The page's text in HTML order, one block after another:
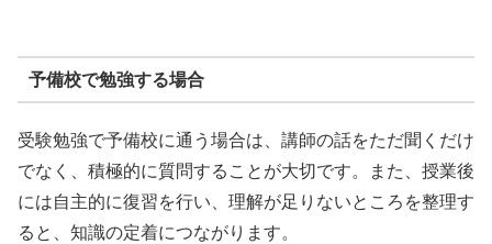
予備校で勉強する場合
受験勉強で予備校に通う場合は、講師の話をただ聞くだけ
でなく、積極的に質問することが大切です。
また、授業後
には自主的に復習を行い、理解が足りないところを整理す
ると、知識の定着につながります。